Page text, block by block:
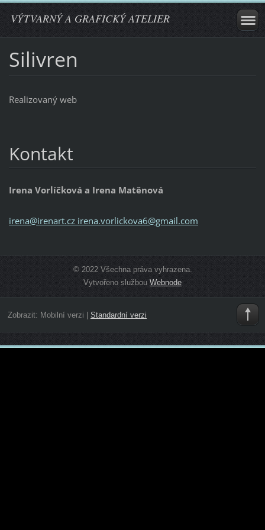
VÝTVARNÝ A GRAFICKÝ ATELIER
Silivren
Realizovaný web
Kontakt
Irena Vorlíčková a Irena Matěnová
irena@irenart.cz irena.vorlickova6@gmail.com
© 2022 Všechna práva vyhrazena.
Vytvořeno službou Webnode
Zobrazit: Mobilní verzi Standardní verzi